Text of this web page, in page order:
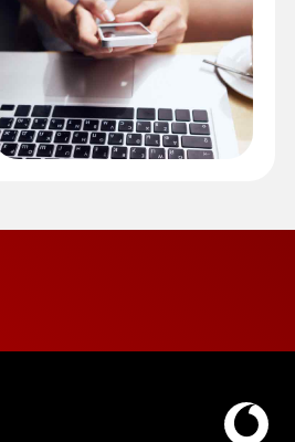
antes de comprarlo. Abre ventana
la app Mi Vodafone. Abre ventana